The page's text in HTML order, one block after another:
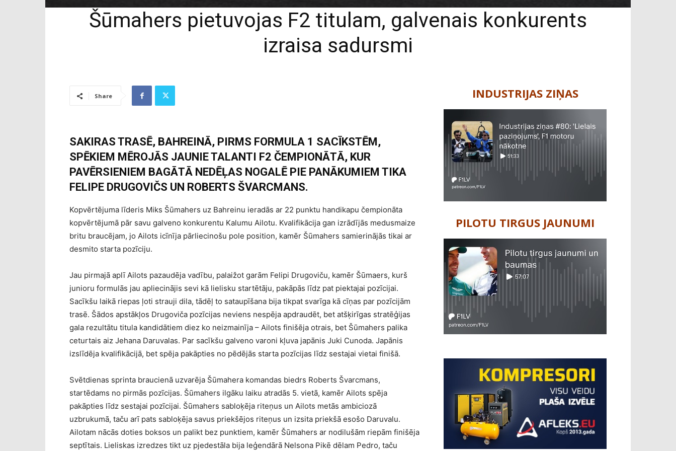
Šūmahers pietuvojas F2 titulam, galvenais konkurents
izraisa sadursmi
Share
SAKIRAS TRASĒ, BAHREINĀ, PIRMS FORMULA 1 SACĪKSTĒM,
SPĒKIEM MĒROJĀS JAUNIE TALANTI F2 ČEMPIONĀTĀ, KUR
PAVĒRSIENIEM BAGĀTĀ NEDĒĻAS NOGALĒ PIE PANĀKUMIEM TIKA
FELIPE DRUGOVIČS UN ROBERTS ŠVARCMANS.
Kopvērtējuma līderis Miks Šūmahers uz Bahreinu ieradās ar 22 punktu handikapu čempionāta
kopvērtējumā pār savu galveno konkurentu Kalumu Ailotu. Kvalifikācija gan izrādījās medusmaize
britu braucējam, jo Ailots icīnīja pārliecinošu pole position, kamēr Šūmahers samierinājās tikai ar
desmito starta pozīciju.
Jau pirmajā aplī Ailots pazaudēja vadību, palaižot garām Felipi Drugoviču, kamēr Šūmaers, kurš
junioru formulās jau apliecinājis sevi kā lielisku startētāju, pakāpās līdz pat piektajai pozīcijai.
Sacīkšu laikā riepas ļoti strauji dila, tādēļ to sataupīšana bija tikpat svarīga kā cīņas par pozīcijām
trasē. Šādos apstākļos Drugoviča pozīcijas neviens nespēja apdraudēt, bet atšķirīgas stratēģijas
gala rezultātu titula kandidātiem diez ko neizmainīja – Ailots finišēja otrais, bet Šūmahers palika
ceturtais aiz Jehana Daruvalas. Par sacīkšu galveno varoni kļuva japānis Juki Cunoda. Japānis
izslīdēja kvalifikācijā, bet spēja pakāpties no pēdējās starta pozīcijas līdz sestajai vietai finišā.
Svētdienas sprinta braucienā uzvarēja Šūmahera komandas biedrs Roberts Švarcmans,
startēdams no pirmās pozīcijas. Šūmahers ilgāku laiku atradās 5. vietā, kamēr Ailots spēja
pakāpties līdz sestajai pozīcijai. Šūmahers sabloķēja riteņus un Ailots metās ambiciozā
uzbrukumā, taču arī pats sabloķēja savus priekšējos riteņus un izsita priekšā esošo Daruvalu.
Ailotam nācās doties boksos un palikt bez punktiem, kamēr Šūmahers ar nodilušām riepām finišēja
septītais. Lieliskas izredzes tikt uz pjedestāla bija leģendārā Nelsona Pikē dēlam Pedro, taču
INDUSTRIJAS ZIŅAS
PILOTU TIRGUS JAUNUMI